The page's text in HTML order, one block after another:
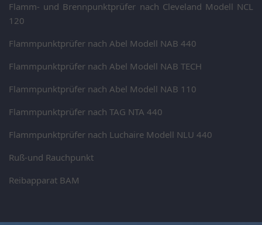
Flamm- und Brennpunktprüfer nach Cleveland Modell NCL
120
Flammpunktprüfer nach Abel Modell NAB 440
Flammpunktprüfer nach Abel Modell NAB TECH
Flammpunktprüfer nach Abel Modell NAB 110
Flammpunktprüfer nach TAG NTA 440
Flammpunktprüfer nach Luchaire Modell NLU 440
Ruß-und Rauchpunkt
Reibapparat BAM